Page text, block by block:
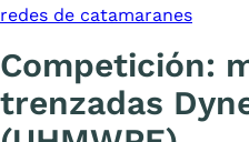
redes de catamaranes
Competición:
trenzadas